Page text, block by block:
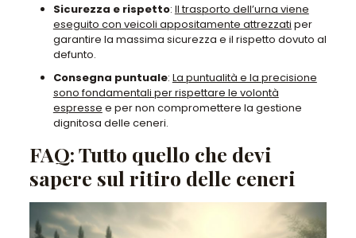
Sicurezza e rispetto: Il trasporto dell’urna viene
eseguito con veicoli appositamente attrezzati per
garantire la massima sicurezza e il rispetto dovuto al
defunto.
Consegna puntuale: La puntualità e la precisione
sono fondamentali per rispettare le volontà
espresse e per non compromettere la gestione
dignitosa delle ceneri.
FAQ: Tutto quello che devi
sapere sul ritiro delle ceneri